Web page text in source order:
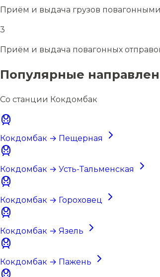
Приём и выдача грузов
3
Приём и выдача повагонных
Популярные
Со станции Кокдомбак
Кокдомбак → Пещерная
Кокдомбак → Усть-Тальменская
Кокдомбак → Гороховец
Кокдомбак → Язель
Кокдомбак → Пажень